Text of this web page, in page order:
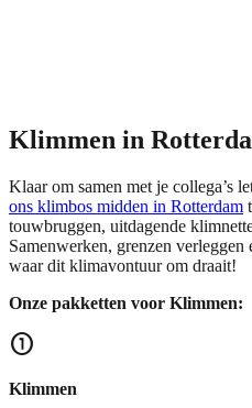
Klimmen in
Klaar om samen met je collega’s
ons klimbos midden in Rotterdam
touwbruggen, uitdagende
Samenwerken, grenzen
waar dit klimavontuur om draait!
Onze pakketten voor Klimmen:
counter_1
Klimmen